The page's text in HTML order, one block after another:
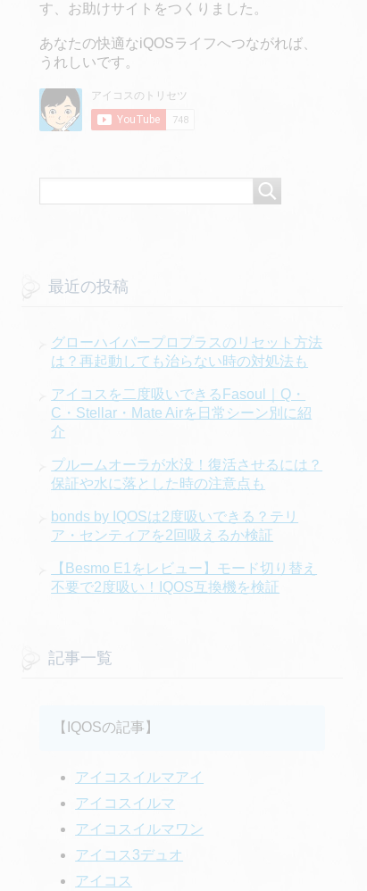
す、お助けサイトをつくりました。
あなたの快適なiQOSライフへつながれば、
うれしいです。
最近の投稿
グローハイパープロプラスのリセット方法
は？再起動しても治らない時の対処法も
アイコスを二度吸いできるFasoul｜Q・
C・Stellar・Mate Airを日常シーン別に紹
介
プルームオーラが水没！復活させるには？
保証や水に落とした時の注意点も
bonds by IQOSは2度吸いできる？テリ
ア・センティアを2回吸えるか検証
【Besmo E1をレビュー】モード切り替え
不要で2度吸い！IQOS互換機を検証
記事一覧
【IQOSの記事】
アイコスイルマアイ
アイコスイルマ
アイコスイルマワン
アイコス3デュオ
アイコス